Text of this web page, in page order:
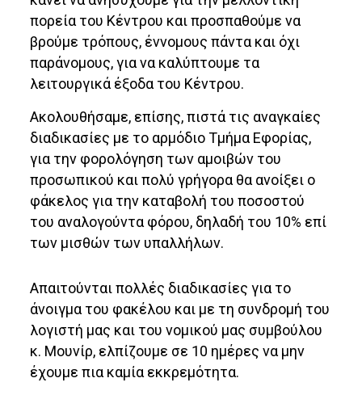
πορεία του Κέντρου και προσπαθούμε να
βρούμε τρόπους, έννομους πάντα και όχι
παράνομους, για να καλύπτουμε τα
λειτουργικά έξοδα του Κέντρου.
Ακολουθήσαμε, επίσης, πιστά τις αναγκαίες
διαδικασίες με το αρμόδιο Τμήμα Εφορίας,
για την φορολόγηση των αμοιβών του
προσωπικού και πολύ γρήγορα θα ανοίξει ο
φάκελος για την καταβολή του ποσοστού
του αναλογούντα φόρου, δηλαδή του 10% επί
των μισθών των υπαλλήλων.
Απαιτούνται πολλές διαδικασίες για το
άνοιγμα του φακέλου και με τη συνδρομή του
λογιστή μας και του νομικού μας συμβούλου
κ. Μουνίρ, ελπίζουμε σε 10 ημέρες να μην
έχουμε πια καμία εκκρεμότητα.